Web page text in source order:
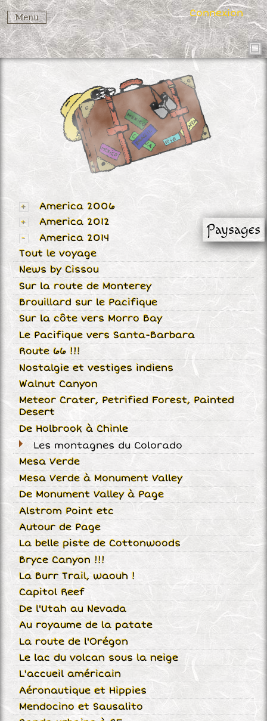
Menu Connexion
Paysages
America 2006
America 2012
America 2014
Tout le voyage
News by Cissou
Sur la route de Monterey
Brouillard sur le Pacifique
Sur la côte vers Morro Bay
Le Pacifique vers Santa-Barbara
Route 66 !!!
Nostalgie et vestiges indiens
Walnut Canyon
Meteor Crater, Petrified Forest, Painted
Desert
De Holbrook à Chinle
Les montagnes du Colorado
Mesa Verde
Mesa Verde à Monument Valley
De Monument Valley à Page
Alstrom Point etc
Autour de Page
La belle piste de Cottonwoods
Bryce Canyon !!!
La Burr Trail, waouh !
Capitol Reef
De l'Utah au Nevada
Au royaume de la patate
La route de l'Orégon
Le lac du volcan sous la neige
L'accueil américain
Aéronautique et Hippies
Mendocino et Sausalito